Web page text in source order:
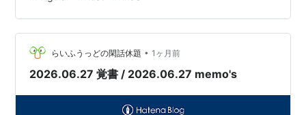
ネットワーク障害、ランタイム例外をすべて同じように
扱ってしまう問題を指摘しています。 記事の中心メッセ
ージは「エラーは発生源に近い場所で処理し、復旧不能
なものだけグローバルにエスカレーションする」です。
階層としては、UI …
らいふうっどの閑話休題 • 1ヶ月前
2026.06.27 覚書 / 2026.06.27 memo's